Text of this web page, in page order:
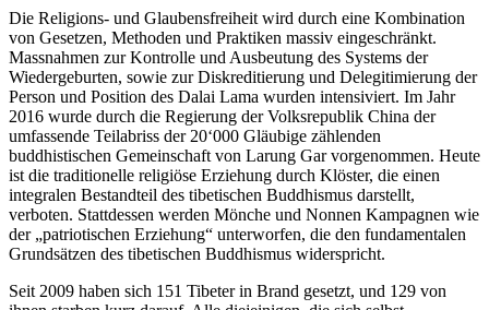
Die Religions- und Glaubensfreiheit wird durch eine Kombination
von Gesetzen, Methoden und Praktiken massiv eingeschränkt.
Massnahmen zur Kontrolle und Ausbeutung des Systems der
Wiedergeburten, sowie zur Diskreditierung und Delegitimierung der
Person und Position des Dalai Lama wurden intensiviert. Im Jahr
2016 wurde durch die Regierung der Volksrepublik China der
umfassende Teilabriss der 20‘000 Gläubige zählenden
buddhistischen Gemeinschaft von Larung Gar vorgenommen. Heute
ist die traditionelle religiöse Erziehung durch Klöster, die einen
integralen Bestandteil des tibetischen Buddhismus darstellt,
verboten. Stattdessen werden Mönche und Nonnen Kampagnen wie
der „patriotischen Erziehung“ unterworfen, die den fundamentalen
Grundsätzen des tibetischen Buddhismus widerspricht.
Seit 2009 haben sich 151 Tibeter in Brand gesetzt, und 129 von